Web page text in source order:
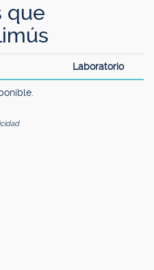
que
Laboratorio